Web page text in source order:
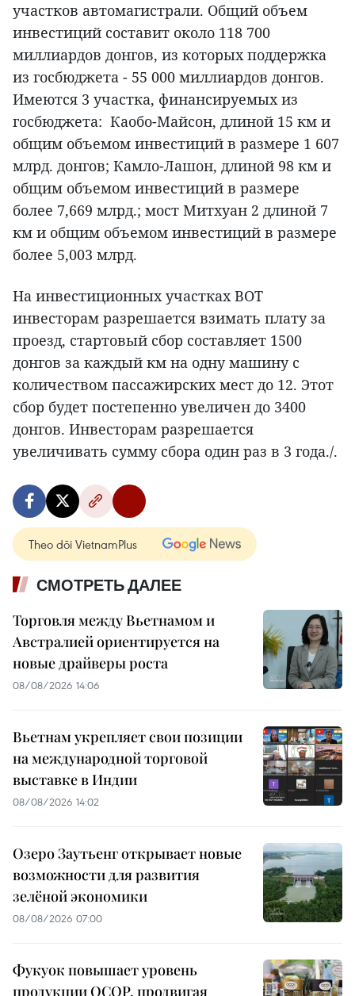
участков автомагистрали. Общий объем
инвестиций составит около 118 700
миллиардов донгов, из которых поддержка
из госбюджета - 55 000 миллиардов донгов.
Имеются 3 участка, финансируемых из
госбюджета: Каобо-Майсон, длиной 15 км и
общим объемом инвестиций в размере 1 607
млрд. донгов; Камло-Лашон, длиной 98 км и
общим объемом инвестиций в размере
более 7,669 млрд.; мост Митхуан 2 длиной 7
км и общим объемом инвестиций в размере
более 5,003 млрд.
На инвестиционных участках BOT
инвесторам разрешается взимать плату за
проезд, стартовый сбор составляет 1500
донгов за каждый км на одну машину с
количеством пассажирских мест до 12. Этот
сбор будет постепенно увеличен до 3400
донгов. Инвесторам разрешается
увеличивать сумму сбора один раз в 3 года./.
Theo dõi VietnamPlus
СМОТРЕТЬ ДАЛЕЕ
Торговля между Вьетнамом и
Австралией ориентируется на
новые драйверы роста
08/08/2026 14:06
Вьетнам укрепляет свои позиции
на международной торговой
выставке в Индии
08/08/2026 14:02
Озеро Заутьенг открывает новые
возможности для развития
зелёной экономики
08/08/2026 07:00
Фукуок повышает уровень
продукции OCOP, продвигая